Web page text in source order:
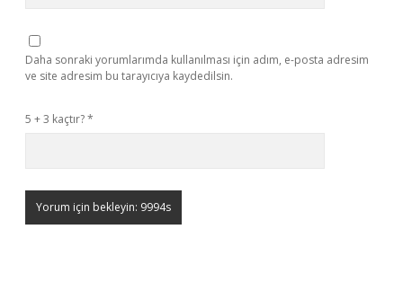
Daha sonraki yorumlarımda kullanılması için adım, e-posta adresim
ve site adresim bu tarayıcıya kaydedilsin.
5 + 3 kaçtır?*